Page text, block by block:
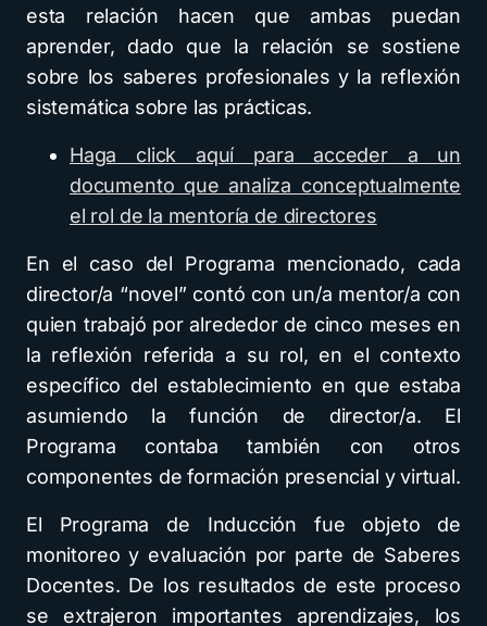
esta relación hacen que ambas puedan
aprender, dado que la relación se sostiene
sobre los saberes profesionales y la reflexión
sistemática sobre las prácticas.
Haga click aquí para acceder a un
documento que analiza conceptualmente
el rol de la mentoría de directores
En el caso del Programa mencionado, cada
director/a “novel” contó con un/a mentor/a con
quien trabajó por alrededor de cinco meses en
la reflexión referida a su rol, en el contexto
específico del establecimiento en que estaba
asumiendo la función de director/a. El
Programa contaba también con otros
componentes de formación presencial y virtual.
El Programa de Inducción fue objeto de
monitoreo y evaluación por parte de Saberes
Docentes. De los resultados de este proceso
se extrajeron importantes aprendizajes, los